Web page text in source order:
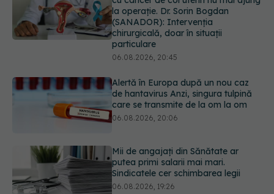
Alertă în Europa după un nou caz
de hantavirus Anzi, singura tulpină
care se transmite de la om la om
06.08.2026, 20:06
putea primi salarii mai mari.
Sindicatele cer schimbarea legii
06.08.2026, 19:26
care pot fi tratate fără operație. Dr.
Sorin Bogdan (SANADOR): Chirurgia
este indicată doar punctual, pentru
anumite categorii de paciente